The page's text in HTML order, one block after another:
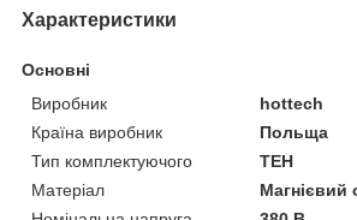
Характеристики
Основні
Виробник
hottech
Країна виробник
Польща
Тип комплектуючого
ТЕН
Матеріал
Магнієвий